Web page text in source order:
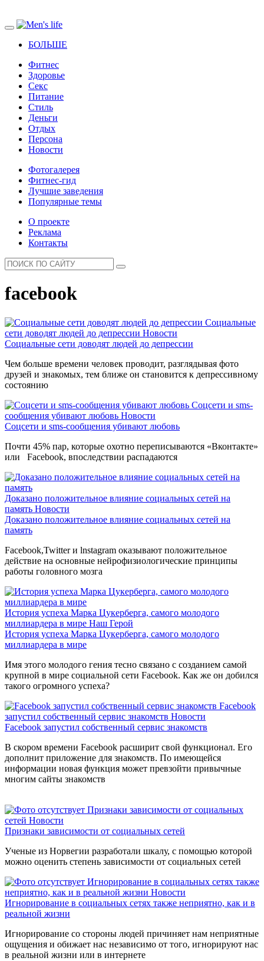
БОЛЬШЕ
Фитнес
Здоровье
Секс
Питание
Стиль
Деньги
Отдых
Персона
Новости
Фотогалерея
Фитнес-гид
Лучшие заведения
Популярные темы
О проекте
Реклама
Контакты
facebook
Социальные
сети доводят людей до депрессии Новости
Социальные сети доводят людей до депрессии
Чем больше времени человек проводит, разглядывая фото
друзей и знакомых, тем ближе он становится к депрессивному
состоянию
Соцсети и sms-
сообщения убивают любовь Новости
Соцсети и sms-сообщения убивают любовь
Почти 45% пар, которые охотно переписываются «Вконтакте»
или Facebook, впоследствии распадаются
Доказано положительное влияние социальных сетей на
память Новости
Доказано положительное влияние социальных сетей на
память
Facebook,Twitter и lnstagram оказывают положительное
действие на основные нейрофизиологические принципы
работы головного мозга
История успеха Марка Цукерберга, самого молодого
миллиардера в мире Наш Герой
История успеха Марка Цукерберга, самого молодого
миллиардера в мире
Имя этого молодого гения тесно связано с созданием самой
крупной в мире социальной сети Facebook. Как же он добился
такого огромного успеха?
Facebook
запустил собственный сервис знакомств Новости
Facebook запустил собственный сервис знакомств
В скором времени Facebook расширит свой функционал. Его
дополнит приложение для знакомств. По имеющейся
информации новая функция может превзойти привычные
многим сайты знакомств
Признаки зависимости от социальных
сетей Новости
Признаки зависимости от социальных сетей
Ученые из Норвегии разработали шкалу, с помощью которой
можно оценить степень зависимости от социальных сетей
Игнорирование в социальных сетях также
неприятно, как и в реальной жизни Новости
Игнорирование в социальных сетях также неприятно, как и в
реальной жизни
Игнорирование со стороны людей причиняет нам неприятные
ощущения и обижает нас независимо от того, игнорируют нас
в реальной жизни или в интернете